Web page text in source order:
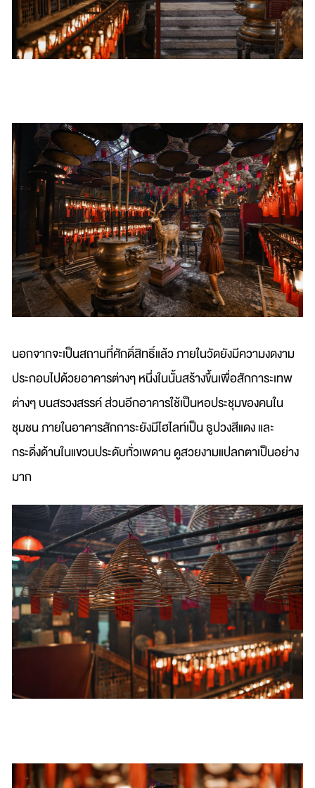
นอกจากจะเป็นสถานที่ศักดิ์สิทธิ์แล้ว ภายในวัดยังมีความงดงาม
ประกอบไปด้วยอาคารต่างๆ หนึ่งในนั้นสร้างขึ้นเพื่อสักการะเทพ
ต่างๆ บนสรวงสรรค์ ส่วนอีกอาคารใช้เป็นหอประชุมของคนใน
ชุมชน ภายในอาคารสักการะยังมีไฮไลท์เป็น ธูปวงสีแดง และ
กระดิ่งด้านในแขวนประดับทั่วเพดาน ดูสวยงามแปลกตาเป็นอย่าง
มาก